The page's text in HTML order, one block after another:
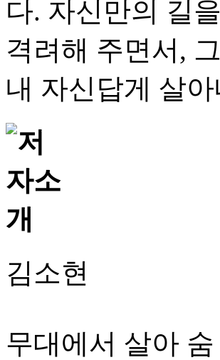
다. 자신만의 길
격려해 주면서,
내 자신답게 살
김소현
무대에서 살아